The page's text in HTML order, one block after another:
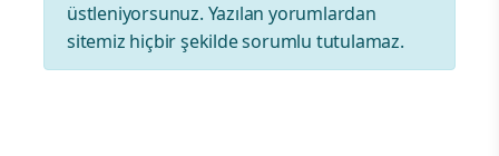
üstleniyorsunuz. Yazılan yorumlardan
sitemiz hiçbir şekilde sorumlu tutulamaz.